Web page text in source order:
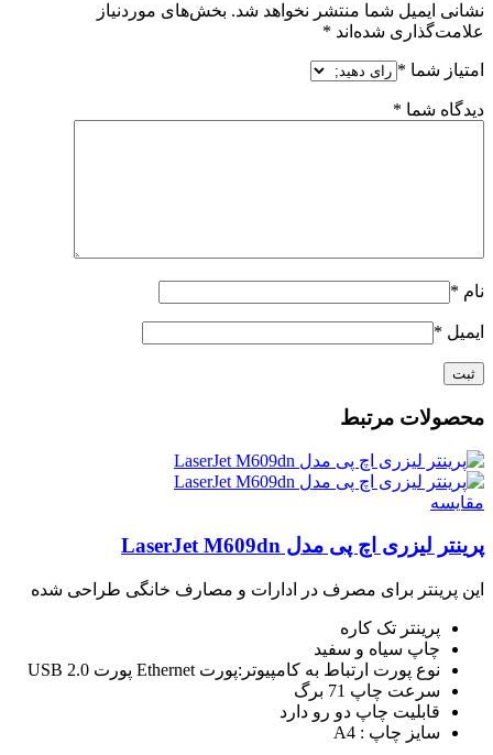
نشانی ایمیل شما منتشر نخواهد شد. بخش‌های موردنیاز
علامت‌گذاری شده‌اند *
امتیاز شما *
دیدگاه شما *
نام *
ایمیل *
محصولات مرتبط
مقايسه
پرینتر لیزری اچ پی مدل LaserJet M609dn
این پرینتر برای مصرف در ادارات و مصارف خانگی طراحی شده
پرینتر تک کاره
چاپ سیاه و سفید
نوع پورت ارتباط به کامپیوتر:پورت Ethernet پورت USB 2.0
سرعت چاپ 71 برگ
قابلیت چاپ دو رو دارد
سایز چاپ : A4